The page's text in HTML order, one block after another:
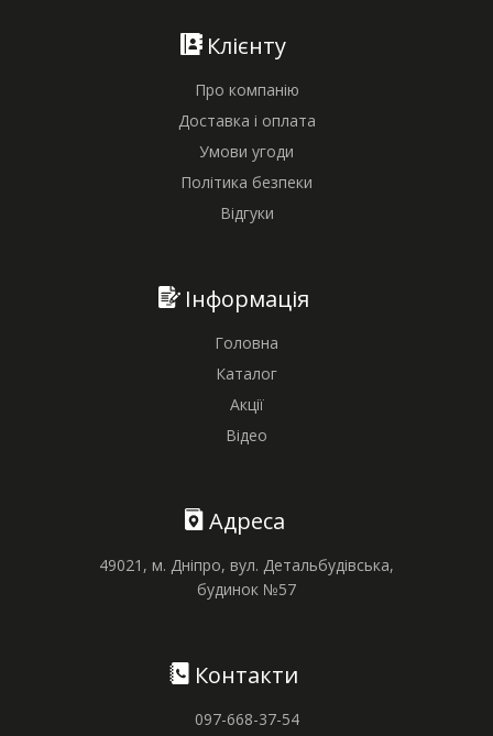
Клієнту
Про компанію
Доставка і оплата
Умови угоди
Політика безпеки
Відгуки
Інформація
Головна
Каталог
Акції
Відео
Адреса
49021, м. Дніпро, вул. Детальбудівська,
будинок №57
Контакти
097-668-37-54